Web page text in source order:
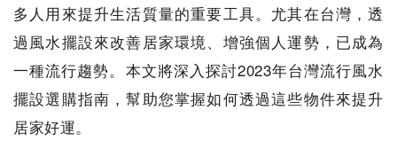
多人用來提升生活質量的重要工具。尤其在台灣，透
過風水擺設來改善居家環境、增強個人運勢，已成為
一種流行趨勢。本文將深入探討2023年台灣流行風水
擺設選購指南，幫助您掌握如何透過這些物件來提升
居家好運。